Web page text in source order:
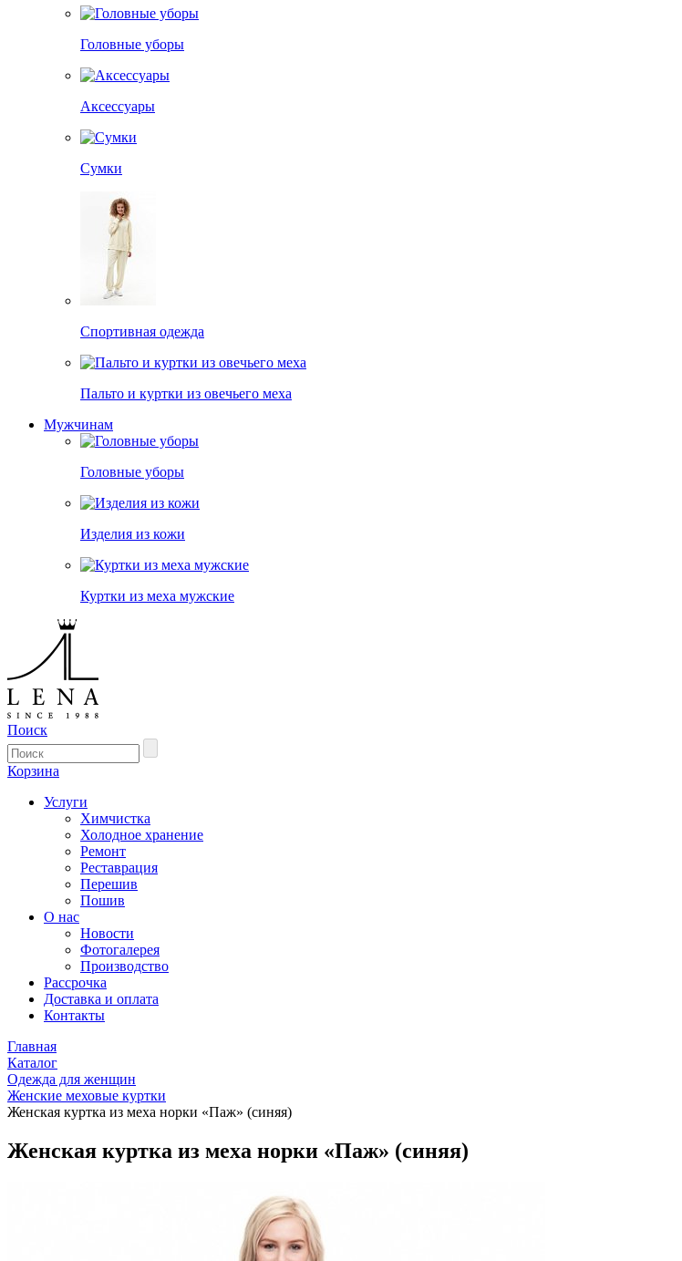
Головные уборы
Аксессуары
Сумки
Спортивная одежда
Пальто и куртки из овечьего меха
Мужчинам
Головные уборы
Изделия из кожи
Куртки из меха мужские
Поиск
Корзина
Услуги
Химчистка
Холодное хранение
Ремонт
Реставрация
Перешив
Пошив
О нас
Новости
Фотогалерея
Производство
Рассрочка
Доставка и оплата
Контакты
Главная
Каталог
Одежда для женщин
Женские меховые куртки
Женская куртка из меха норки «Паж» (синяя)
Женская куртка из меха норки «Паж» (синяя)